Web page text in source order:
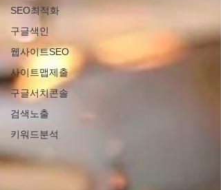
SEO최적화
구글색인
웹사이트SEO
사이트맵제출
구글서치콘솔
검색노출
키워드분석